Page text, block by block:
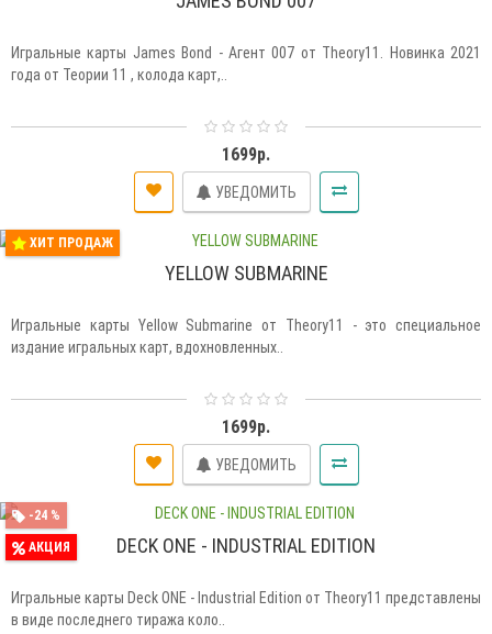
Игральные карты James Bond - Агент 007 от Theory11. Новинка 2021
года от Теории 11 , колода карт,..
1699р.
УВЕДОМИТЬ
ХИТ ПРОДАЖ
YELLOW SUBMARINE
Игральные карты Yellow Submarine от Theory11 - это специальное
издание игральных карт, вдохновленных..
1699р.
УВЕДОМИТЬ
-24 %
АКЦИЯ DECK ONE - INDUSTRIAL EDITION
Игральные карты Deck ONE - Industrial Edition от Theory11 представлены
в виде последнего тиража коло..